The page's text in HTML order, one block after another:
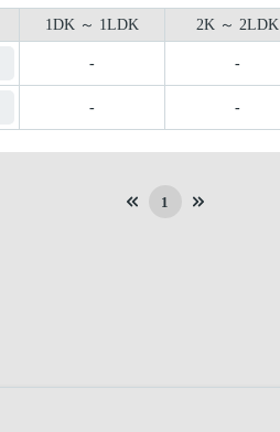
1DK ～ 1LDK 2K ～ 2LDK
- -
- -
1